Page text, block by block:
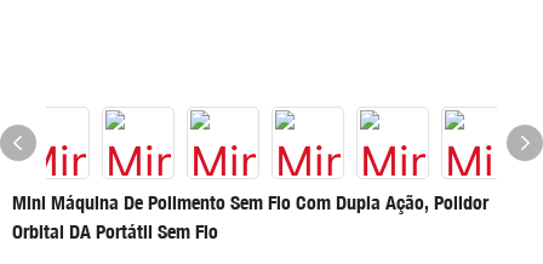
Mini Máquina De Polimento Sem Fio Com Dupla Ação, Polidor
Orbital DA Portátil Sem Fio